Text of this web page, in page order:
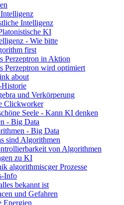
Intelligenz
KI
- Wie bitte
first
Perzeptron in Aktion
Perzeptron wird optimiert
about
und Verkörperung
Clickworker
Seele - Kann KI denken
- Big Data
- Big Data
sind Algorithmen
von Algorithmen
zu KI
algorithmiscger Prozesse
Info
bekannt ist
und Gefahren
Energien